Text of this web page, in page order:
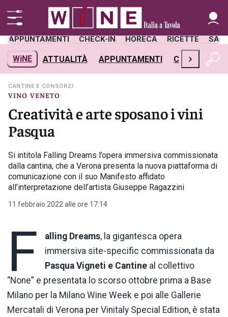
APPUNTAMENTI CHECK-IN HORECA RICETTE
WiNE ATTUALITÀ APPUNTAMENTI CHECK-IN
›
VINO VENETO
CANTINE E CONSORZI
Creatività e arte sposano i vini
Pasqua
Si intitola Falling Dreams l’opera immersiva commissionata
dalla cantina, che a Verona presenta la nuova piattaforma di
comunicazione con il suo Manifesto affidato
all’interpretazione dell’artista Giuseppe Ragazzini
11 febbraio 2022 alle ore 17:14
F alling Dreams, la gigantesca opera
immersiva site-specific commissionata da
Pasqua Vigneti e Cantine al collettivo
“None” e presentata lo scorso ottobre prima a Base
Milano per la Milano Wine Week e poi alle Gallerie
Mercatali di Verona per Vinitaly Special Edition, è stata